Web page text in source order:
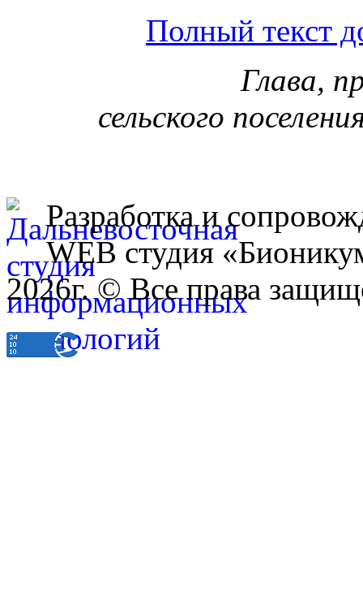
Полный текст
Глава,
сельского
Разработка и
WEB студия
2026г. © Все права